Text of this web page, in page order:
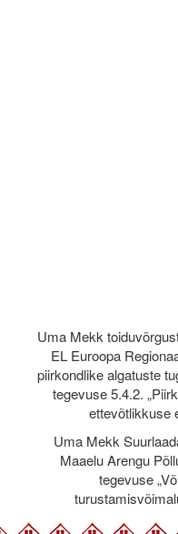
Uma Mekk
EL Euroopa
piirkondlike algatuste
tegevuse 5.4.2.
ettevõtlikkuse
Uma Mekk
Maaelu Arengu
tegevuse